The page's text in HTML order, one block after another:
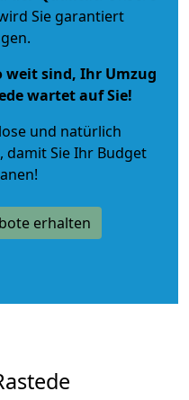
Sie garantiert
weit sind, Ihr Umzug
wartet auf Sie!
und natürlich
, damit Sie Ihr Budget
erhalten